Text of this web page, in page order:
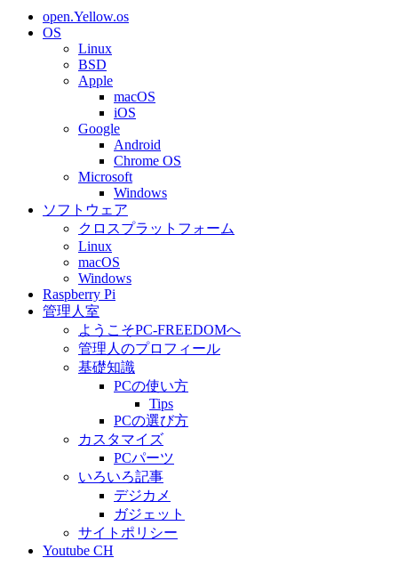
open.Yellow.os
OS
Linux
BSD
Apple
macOS
iOS
Google
Android
Chrome OS
Microsoft
Windows
ソフトウェア
クロスプラットフォーム
Linux
macOS
Windows
Raspberry Pi
管理人室
ようこそPC-FREEDOMへ
管理人のプロフィール
基礎知識
PCの使い方
Tips
PCの選び方
カスタマイズ
PCパーツ
いろいろ記事
デジカメ
ガジェット
サイトポリシー
Youtube CH